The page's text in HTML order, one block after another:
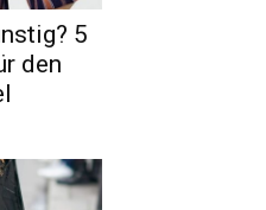
5
den